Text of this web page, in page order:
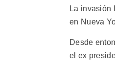
La invasión
en Nueva
Desde
el ex